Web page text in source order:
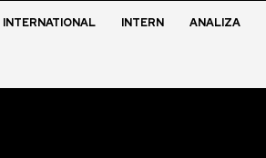
INTERNATIONAL INTERN ANALIZA